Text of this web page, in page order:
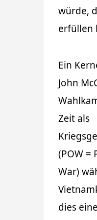
würde,
erfüllen
Ein
John
Zeit als
(POW =
War)
dies